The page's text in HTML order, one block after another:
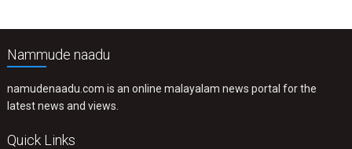
Nammude naadu
namudenaadu.com is an online malayalam news portal for the
latest news and views.
Quick Links